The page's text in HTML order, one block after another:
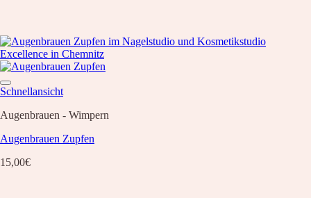
Schnellansicht
Augenbrauen - Wimpern
Augenbrauen Zupfen
15,00€